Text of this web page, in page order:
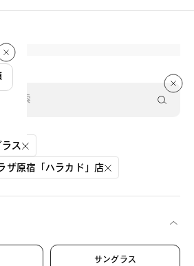
ス
ザ原宿「ハラカド」店
サングラス